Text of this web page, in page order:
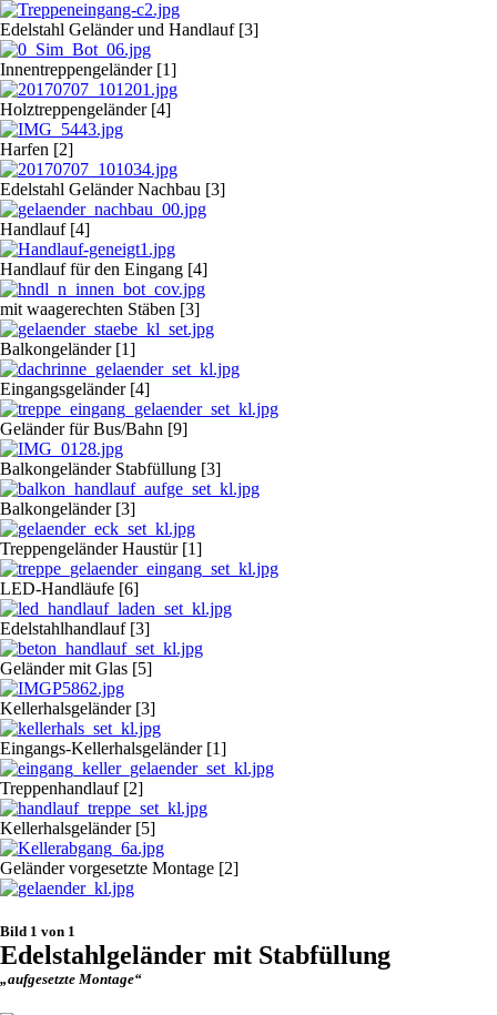
Edelstahl Geländer und Handlauf [3]
Innentreppengeländer [1]
Holztreppengeländer [4]
Harfen [2]
Edelstahl Geländer Nachbau [3]
Handlauf [4]
Handlauf für den Eingang [4]
mit waagerechten Stäben [3]
Balkongeländer [1]
Eingangsgeländer [4]
Geländer für Bus/Bahn [9]
Balkongeländer Stabfüllung [3]
Balkongeländer [3]
Treppengeländer Haustür [1]
LED-Handläufe [6]
Edelstahlhandlauf [3]
Geländer mit Glas [5]
Kellerhalsgeländer [3]
Eingangs-Kellerhalsgeländer [1]
Treppenhandlauf [2]
Kellerhalsgeländer [5]
Geländer vorgesetzte Montage [2]
Bild 1 von 1
Edelstahlgeländer mit Stabfüllung
„aufgesetzte Montage“